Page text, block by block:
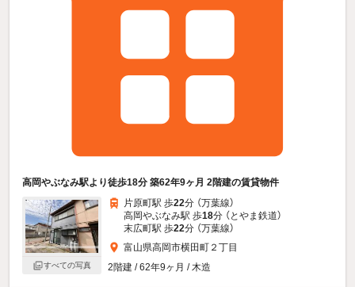
高岡やぶなみ駅より徒歩18分 築62年9ヶ月 2階建の賃貸物件
すべての写真
片原町駅 歩22分 （万葉線）
高岡やぶなみ駅 歩18分 （とやま鉄道）
末広町駅 歩22分 （万葉線）
富山県高岡市横田町２丁目
2階建 / 62年9ヶ月 / 木造